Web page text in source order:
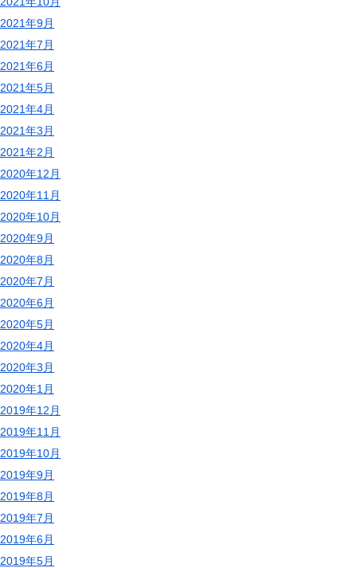
2021年9月
2021年7月
2021年6月
2021年5月
2021年4月
2021年3月
2021年2月
2020年12月
2020年11月
2020年10月
2020年9月
2020年8月
2020年7月
2020年6月
2020年5月
2020年4月
2020年3月
2020年1月
2019年12月
2019年11月
2019年10月
2019年9月
2019年8月
2019年7月
2019年6月
2019年5月